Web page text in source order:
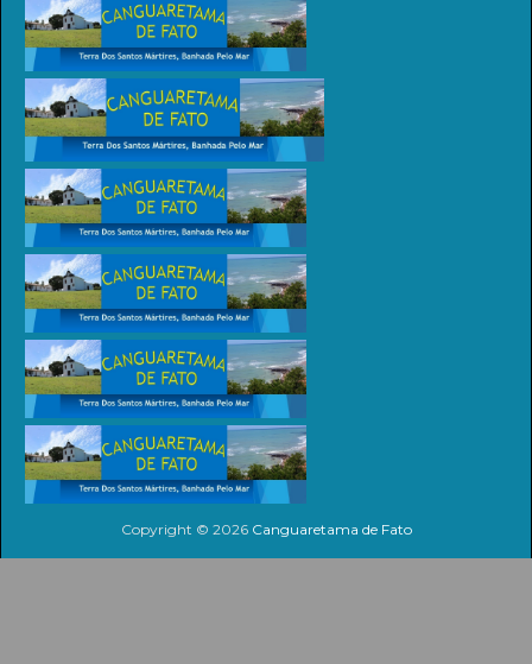
Copyright © 2026 Canguaretama de Fato